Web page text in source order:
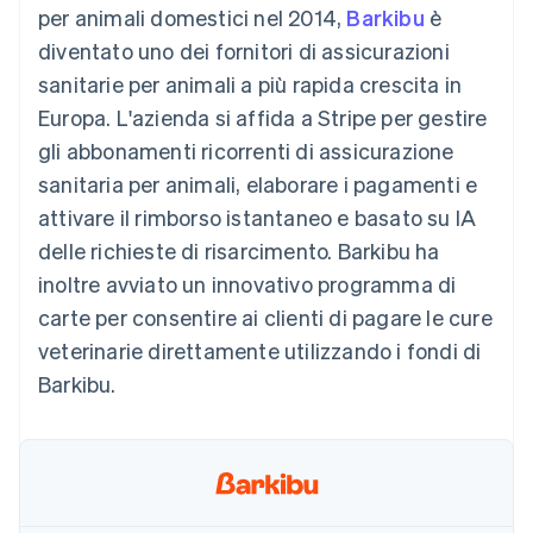
flessibile
Metodi di
pagamento
oltre 125
Terminal
Pagamenti di
persona
Authorization
Accettazione
ottimizzata
Pagamento
accelerato
Financial
Connections
Conti finanziari
della contabilità
Stripe Sigma
personalizzati
Data Pipeline
dei dati
Gestione del denaro
SaaS
Per settore
Aziende di IA
Creator economy
Gaming
tempo libero
Assicurazione
intrattenimento
Pubblica
Commercio al dettaglio
Gestire gli
Offrire addebiti in base
all'utilizzo
Emettere carte
garantite da stablecoin
Esegui il provisioning e
gestisci i servizi con gli
agenti
Risorse
Integrazioni app
Roadmap del prodotto
Conferenza annuale
Sessions
Lavora con noi
Sala stampa
Stripe Press
Recapiti
Contattaci
Diventa nostro partner
per animali domestici nel 2014, Barkibu è
diventato uno dei fornitori di assicurazioni
sanitarie per animali a più rapida crescita in
Europa. L'azienda si affida a Stripe per gestire
gli abbonamenti ricorrenti di assicurazione
sanitaria per animali, elaborare i pagamenti e
attivare il rimborso istantaneo e basato su IA
delle richieste di risarcimento. Barkibu ha
inoltre avviato un innovativo programma di
carte per consentire ai clienti di pagare le cure
veterinarie direttamente utilizzando i fondi di
Barkibu.